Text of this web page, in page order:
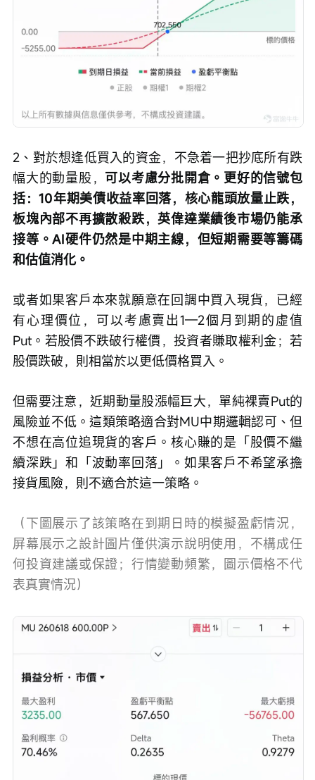
2、對於想逢低買入的資金，不急着一把抄底所有跌
幅大的動量股， 可以考慮分批開倉。更好的信號包
括：10年期美債收益率回落，核心龍頭放量止跌，
板塊內部不再擴散殺跌，英偉達業績後市場仍能承
接等。AI硬件仍然是中期主線，但短期需要等籌碼
和估值消化。
或者如果客戶本來就願意在回調中買入現貨，已經
有心理價位，可以考慮賣出1—2個月到期的虛值
Put。若股價不跌破行權價，投資者賺取權利金；若
股價跌破，則相當於以更低價格買入。
但需要注意，近期動量股漲幅巨大，單純裸賣Put的
風險並不低。這類策略適合對MU中期邏輯認可、但
不想在高位追現貨的客戶。核心賺的是「股價不繼
續深跌」和「波動率回落」。如果客戶不希望承擔
接貨風險，則不適合於這一策略。
（下圖展示了該策略在到期日時的模擬盈虧情況，
屏幕展示之設計圖片僅供演示說明使用，不構成任
何投資建議或保證；行情變動頻繁，圖示價格不代
表真實情況）